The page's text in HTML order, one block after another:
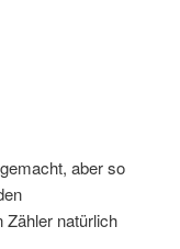
aber so
Zähler natürlich